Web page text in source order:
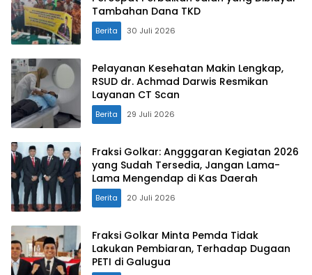
Tambahan Dana TKD
Berita 30 Juli 2026
Pelayanan Kesehatan Makin Lengkap,
RSUD dr. Achmad Darwis Resmikan
Layanan CT Scan
Berita 29 Juli 2026
Fraksi Golkar: Angggaran Kegiatan 2026
yang Sudah Tersedia, Jangan Lama-
Lama Mengendap di Kas Daerah
Berita 20 Juli 2026
Fraksi Golkar Minta Pemda Tidak
Lakukan Pembiaran, Terhadap Dugaan
PETI di Galugua